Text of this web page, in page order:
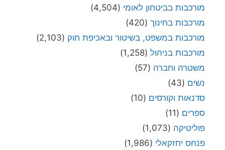
מורכבות בביטחון לאומי (4,504)
מורכבות בחינוך (420)
מורכבות במשפט, בשיטור ובאכיפת חוק (2,103)
מורכבות בניהול (1,258)
משטרה וחברה (57)
נשים (43)
סדנאות וקורסים (10)
ספרים (11)
פוליטיקה (1,073)
פנחס יחזקאלי (1,986)